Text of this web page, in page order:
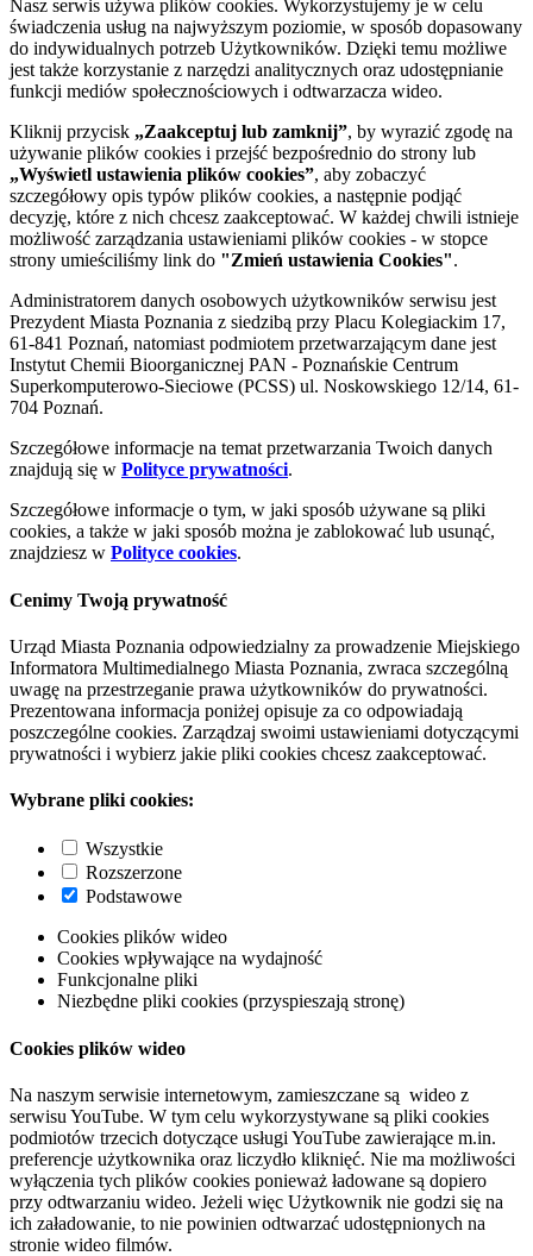
Nasz serwis używa plików cookies. Wykorzystujemy je w celu
świadczenia usług na najwyższym poziomie, w sposób dopasowany
do indywidualnych potrzeb Użytkowników. Dzięki temu możliwe
jest także korzystanie z narzędzi analitycznych oraz udostępnianie
funkcji mediów społecznościowych i odtwarzacza wideo.
Kliknij przycisk „Zaakceptuj lub zamknij”, by wyrazić zgodę na
używanie plików cookies i przejść bezpośrednio do strony lub
„Wyświetl ustawienia plików cookies”, aby zobaczyć
szczegółowy opis typów plików cookies, a następnie podjąć
decyzję, które z nich chcesz zaakceptować. W każdej chwili istnieje
możliwość zarządzania ustawieniami plików cookies - w stopce
strony umieściliśmy link do "Zmień ustawienia Cookies".
Administratorem danych osobowych użytkowników serwisu jest
Prezydent Miasta Poznania z siedzibą przy Placu Kolegiackim 17,
61-841 Poznań, natomiast podmiotem przetwarzającym dane jest
Instytut Chemii Bioorganicznej PAN - Poznańskie Centrum
Superkomputerowo-Sieciowe (PCSS) ul. Noskowskiego 12/14, 61-
704 Poznań.
Szczegółowe informacje na temat przetwarzania Twoich danych
znajdują się w Polityce prywatności.
Szczegółowe informacje o tym, w jaki sposób używane są pliki
cookies, a także w jaki sposób można je zablokować lub usunąć,
znajdziesz w Polityce cookies.
Cenimy Twoją prywatność
Urząd Miasta Poznania odpowiedzialny za prowadzenie Miejskiego
Informatora Multimedialnego Miasta Poznania, zwraca szczególną
uwagę na przestrzeganie prawa użytkowników do prywatności.
Prezentowana informacja poniżej opisuje za co odpowiadają
poszczególne cookies. Zarządzaj swoimi ustawieniami dotyczącymi
prywatności i wybierz jakie pliki cookies chcesz zaakceptować.
Wybrane pliki cookies:
Wszystkie
Rozszerzone
Podstawowe
Cookies plików wideo
Cookies wpływające na wydajność
Funkcjonalne pliki
Niezbędne pliki cookies (przyspieszają stronę)
Cookies plików wideo
Na naszym serwisie internetowym, zamieszczane są wideo z
serwisu YouTube. W tym celu wykorzystywane są pliki cookies
podmiotów trzecich dotyczące usługi YouTube zawierające m.in.
preferencje użytkownika oraz liczydło kliknięć. Nie ma możliwości
wyłączenia tych plików cookies ponieważ ładowane są dopiero
przy odtwarzaniu wideo. Jeżeli więc Użytkownik nie godzi się na
ich załadowanie, to nie powinien odtwarzać udostępnionych na
stronie wideo filmów.